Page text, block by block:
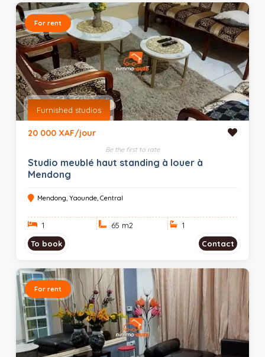
For rent
Furnished studios
20 000 XAF/jour
Be the first to rate
Studio meublé haut standing à louer à
Mendong
Mendong, Yaounde, Central
1 65 m2
1
To book
Contact
For rent